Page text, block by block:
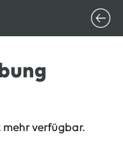
mehr verfügbar.